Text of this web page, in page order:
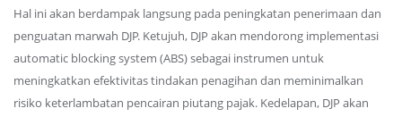
Hal ini akan berdampak langsung pada peningkatan penerimaan dan
penguatan marwah DJP. Ketujuh, DJP akan mendorong implementasi
automatic blocking system (ABS) sebagai instrumen untuk
meningkatkan efektivitas tindakan penagihan dan meminimalkan
risiko keterlambatan pencairan piutang pajak. Kedelapan, DJP akan